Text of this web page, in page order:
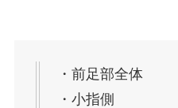
・前足部全体
・小指側